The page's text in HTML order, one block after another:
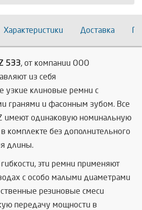
Характеристики Доставка
533, от компании ООО
из себя
узкие клиновые ремни с
гранями и фасонным зубом. Все
имеют одинаковую номинальную
комплекте без дополнительного
длины.
эти ремни применяют
с особо малыми диаметрами
резиновые смеси
передачу мощности в